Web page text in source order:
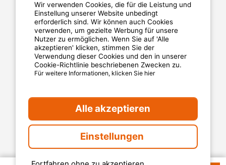
Datenschutzerklärung
MyCamping.com steht für
Eine 100% sichere Zahlungsabwicklung
Engagierten Kundenservice
Verlässliche Kundenbewertungen
Günstige Angebote
Sichere Zahlungsabwicklung
Wir verwenden Cookies, die für die Leistung und
Einstellung unserer Website unbedingt
erforderlich sind. Wir können auch Cookies
verwenden, um gezielte Werbung für unsere
Nutzer zu ermöglichen. Wenn Sie auf 'Alle
akzeptieren' klicken, stimmen Sie der
Verwendung dieser Cookies und den in unserer
Cookie-Richtlinie beschriebenen Zwecken zu.
Für weitere Informationen, klicken Sie hier
Alle akzeptieren
Einstellungen